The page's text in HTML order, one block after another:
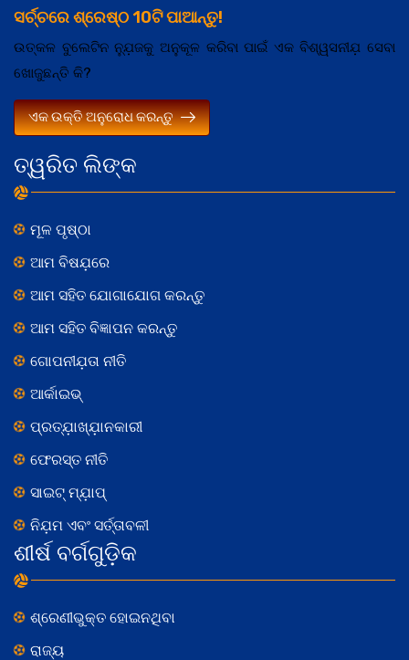
ତ୍ୱରିତ ଲିଙ୍କ
ମୂଳ ପୃଷ୍ଠା
ଆମ ବିଷଯ଼ରେ
ଆମ ସହିତ ଯୋଗାଯୋଗ କରନ୍ତୁ
ଆମ ସହିତ ବିଜ୍ଞାପନ କରନ୍ତୁ
ଗୋପନୀଯ଼ତା ନୀତି
ଆର୍କାଇଭ୍
ପ୍ରତ୍ଯ଼ାଖ୍ଯ଼ାନକାରୀ
ଫେରସ୍ତ ନୀତି
ସାଇଟ୍ ମ୍ଯ଼ାପ୍
ନିଯ଼ମ ଏବଂ ସର୍ତ୍ତାବଳୀ
ଶୀର୍ଷ ବର୍ଗଗୁଡ଼ିକ
ଶ୍ରେଣୀଭୁକ୍ତ ହୋଇନଥିବା
ରାଜ୍ୟ
ସର୍ଚ୍ଚରେ ଶ୍ରେଷ୍ଠ 10ଟି ପାଆନ୍ତୁ!
ଉତ୍କଳ ବୁଲେଟିନ ନ୍ଯ଼ୁଜକୁ ଅନୁକୂଳ କରିବା ପାଇଁ ଏକ ବିଶ୍ୱସନୀଯ଼ ସେବା
ଖୋଜୁଛନ୍ତି କି?
ଏକ ଉକ୍ତି ଅନୁରୋଧ କରନ୍ତୁ